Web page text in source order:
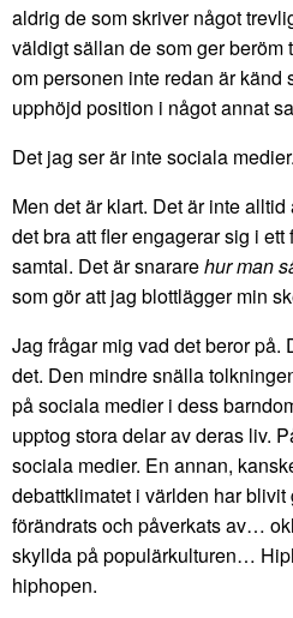
aldrig de som skriver något
väldigt sällan de som ger
om personen inte redan är känd
upphöjd position i något annat
Det jag ser är inte sociala
Men det är klart. Det är inte
det bra att fler engagerar sig i
samtal. Det är snararehur man
som gör att jag blottlägger min
Jag frågar mig vad det beror på.
det. Den mindre snälla
på sociala medier i dess
upptog stora delar av deras liv.
sociala medier. En annan,
debattklimatet i världen har
förändrats och påverkats av…
skyllda på populärkulturen…
hiphopen.